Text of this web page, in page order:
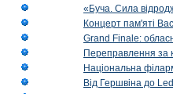
«Буча. Сила
Концерт пам'яті
Grand Finale:
Переправлення за
Національна
Від Гершвіна до